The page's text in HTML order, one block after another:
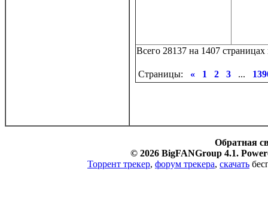
Всего 28137 на 1407
Страницы: « 1 2 3 ...
Обратная
© 2026 BigFANGroup 4.1.
Торрент трекер, форум трекера, скачать